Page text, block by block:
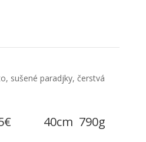
sušené paradjky, čerstvá
40cm 790g